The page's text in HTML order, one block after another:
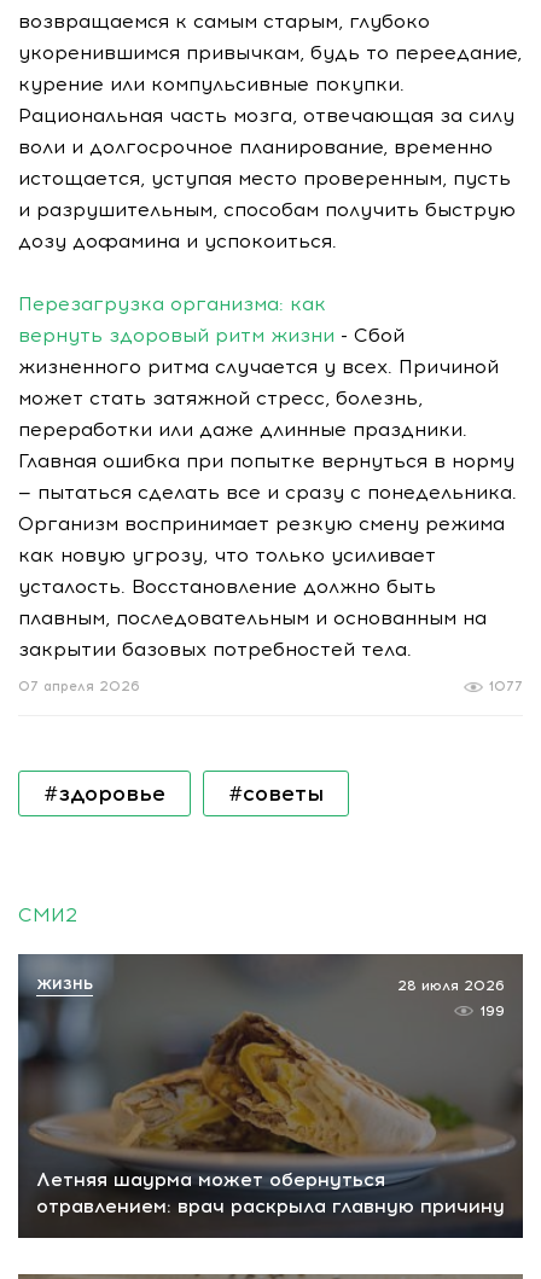
возвращаемся к самым старым, глубоко
укоренившимся привычкам, будь то переедание,
курение или компульсивные покупки.
Рациональная часть мозга, отвечающая за силу
воли и долгосрочное планирование, временно
истощается, уступая место проверенным, пусть
и разрушительным, способам получить быструю
дозу дофамина и успокоиться.
Перезагрузка организма: как
вернуть здоровый ритм жизни - Сбой
жизненного ритма случается у всех. Причиной
может стать затяжной стресс, болезнь,
переработки или даже длинные праздники.
Главная ошибка при попытке вернуться в норму
— пытаться сделать все и сразу с понедельника.
Организм воспринимает резкую смену режима
как новую угрозу, что только усиливает
усталость. Восстановление должно быть
плавным, последовательным и основанным на
закрытии базовых потребностей тела.
1077
07 апреля 2026
#здоровье #советы
СМИ2
Летняя шаурма может обернуться
отравлением: врач раскрыла главную причину
28 июля 2026
199
ЖИЗНЬ